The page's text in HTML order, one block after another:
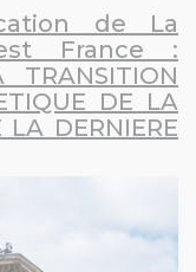
de La
France :
DE LA
DERNIERE